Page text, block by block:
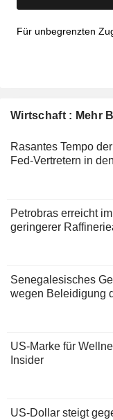
Für unbegrenzten
Wirtschaft : Mehr
Rasantes Tempo
Fed-Vertretern in
Petrobras erreicht
geringerer
Senegalesisches
wegen Beleidigung
US-Marke für
Insider
US-Dollar steigt